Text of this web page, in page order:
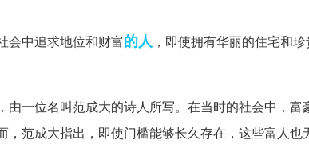
会中追求地位和财富的人 ，即使拥有华丽的住宅和
由一位名叫范成大的诗人所写。在当时的社会中，富
，范成大指出，即使门槛能够长久存在，这些富人